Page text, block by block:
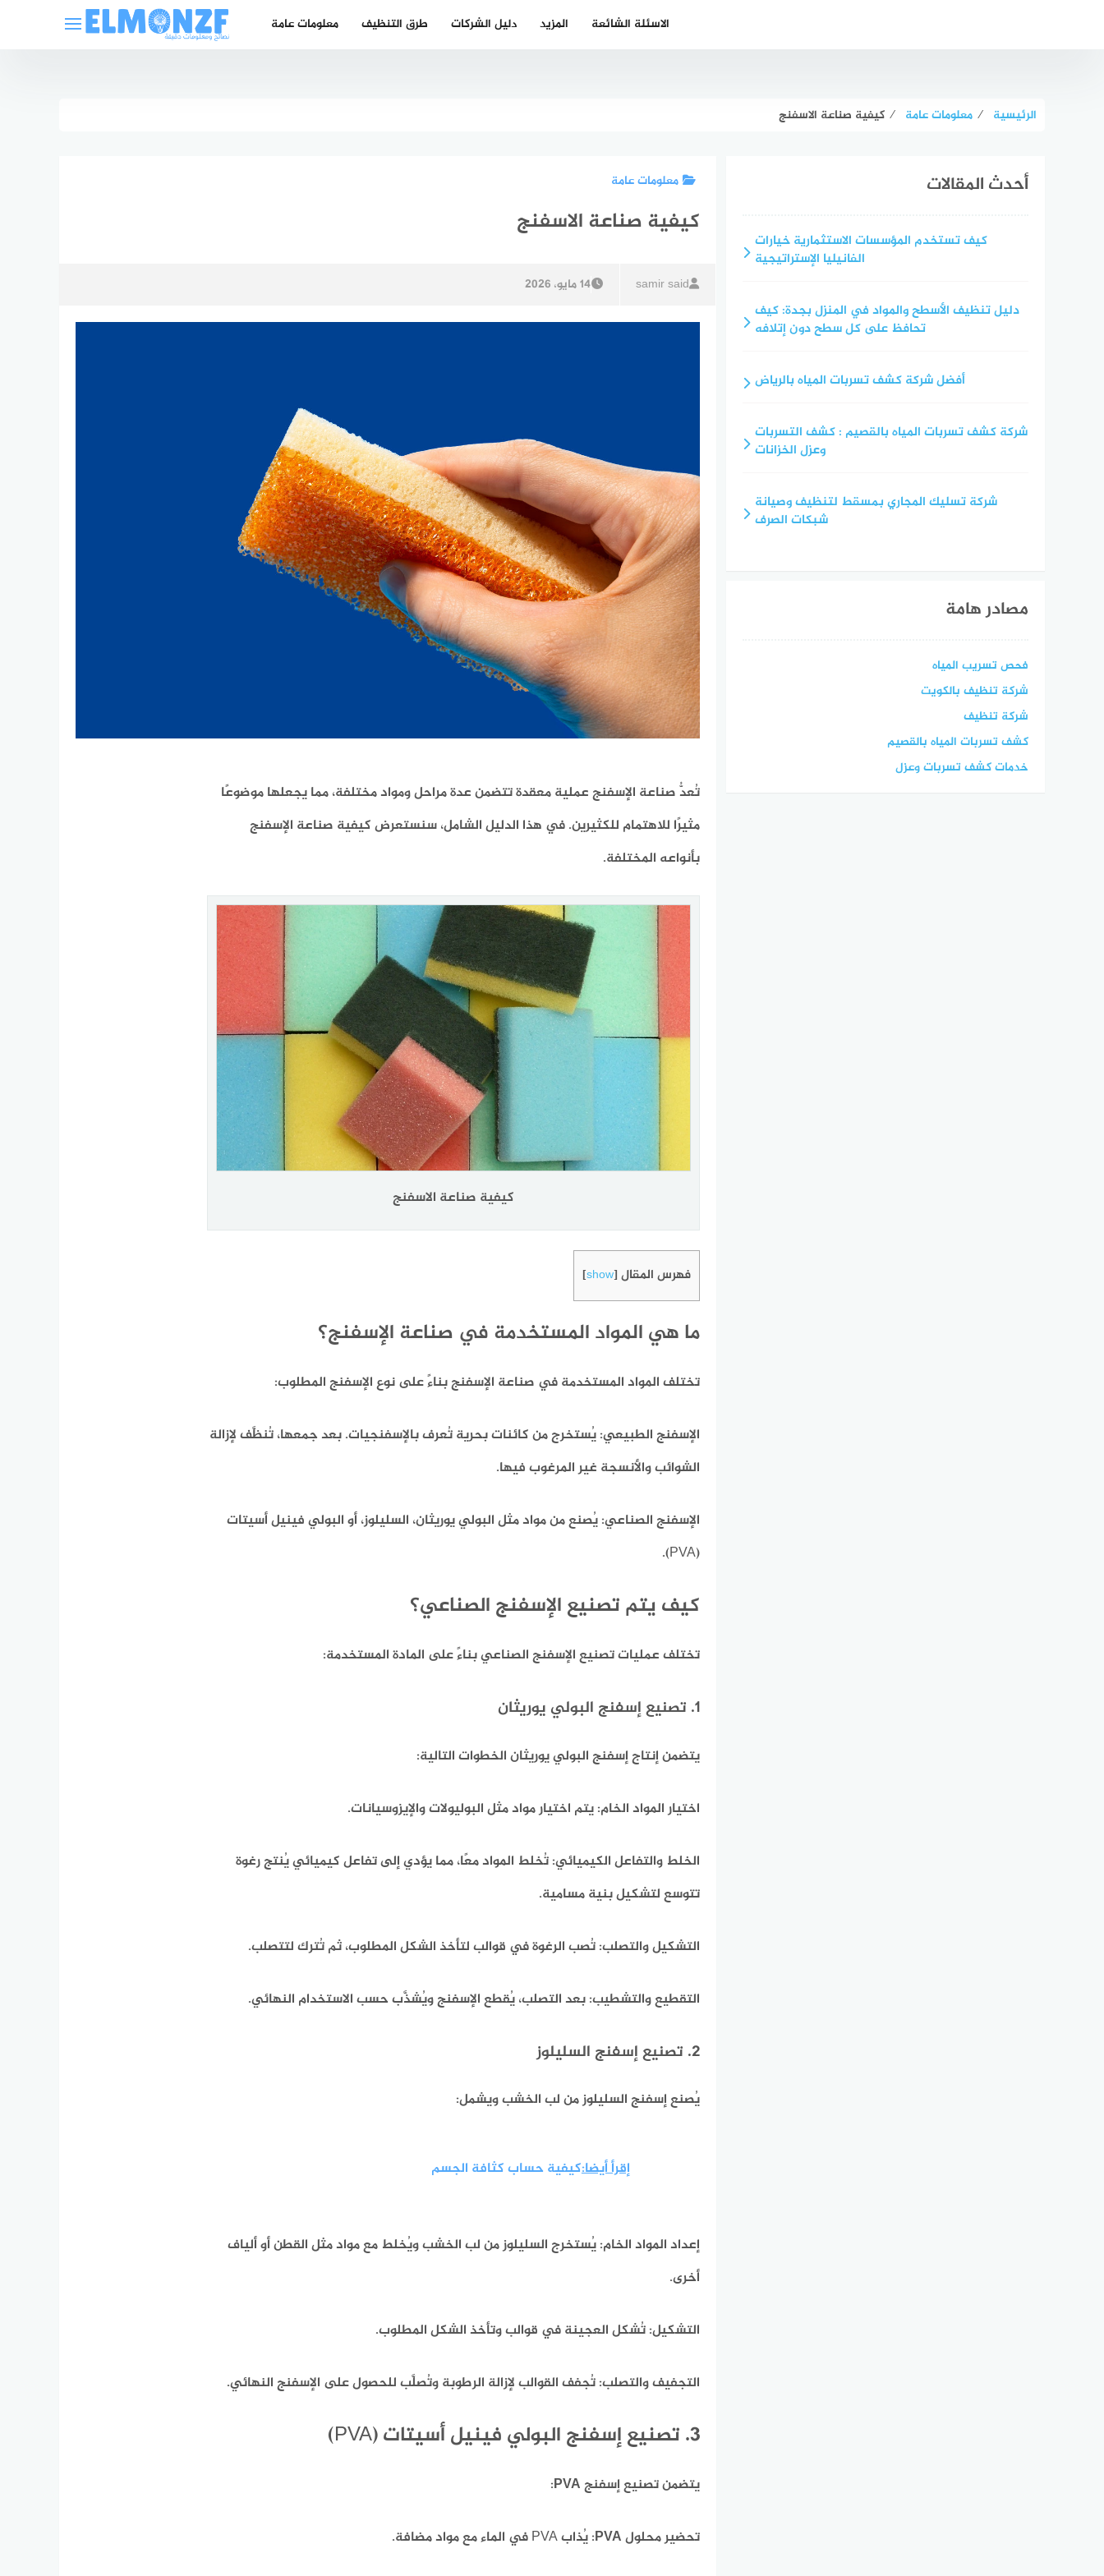
معلومات عامة طرق التنظيف دليل الشركات المزيد الاسئلة الشائعة
الرئيسية ⁄ معلومات عامة ⁄ كيفية صناعة الاسفنج
معلومات عامة
كيفية صناعة الاسفنج
samir said 14 مايو، 2026
تُعدُّ صناعة الإسفنج عملية معقدة تتضمن عدة مراحل ومواد مختلفة، مما يجعلها موضوعًا
مثيرًا للاهتمام للكثيرين. في هذا الدليل الشامل، سنستعرض كيفية صناعة الإسفنج
بأنواعه المختلفة.​
كيفية صناعة الاسفنج
فهرس المقال [
show
]
ما هي المواد المستخدمة في صناعة الإسفنج؟
تختلف المواد المستخدمة في صناعة الإسفنج بناءً على نوع الإسفنج المطلوب:​
الإسفنج الطبيعي:يُستخرج من كائنات بحرية تُعرف بالإسفنجيات. بعد جمعها، تُنظَّف لإزالة
الشوائب والأنسجة غير المرغوب فيها.​
الإسفنج الصناعي:يُصنع من مواد مثل البولي يوريثان، السليلوز، أو البولي فينيل أسيتات
(PVA).​
كيف يتم تصنيع الإسفنج الصناعي؟
تختلف عمليات تصنيع الإسفنج الصناعي بناءً على المادة المستخدمة:​
1. تصنيع إسفنج البولي يوريثان
يتضمن إنتاج إسفنج البولي يوريثان الخطوات التالية:​
اختيار المواد الخام:يتم اختيار مواد مثل البوليولات والإيزوسيانات.​
الخلط والتفاعل الكيميائي:تُخلط المواد معًا، مما يؤدي إلى تفاعل كيميائي يُنتج رغوة
تتوسع لتشكيل بنية مسامية.​
التشكيل والتصلب: تُصب الرغوة في قوالب لتأخذ الشكل المطلوب، ثم تُترك لتتصلب.​
التقطيع والتشطيب: بعد التصلب، يُقطع الإسفنج ويُشذَّب حسب الاستخدام النهائي.​
2. تصنيع إسفنج السليلوز
يُصنع إسفنج السليلوز من لب الخشب ويشمل:​
إقرأ أيضا:كيفية حساب كثافة الجسم
إعداد المواد الخام:يُستخرج السليلوز من لب الخشب ويُخلط مع مواد مثل القطن أو ألياف
أخرى.​
التشكيل:تُشكل العجينة في قوالب وتأخذ الشكل المطلوب.​
التجفيف والتصلب:تُجفف القوالب لإزالة الرطوبة وتُصلَّب للحصول على الإسفنج النهائي.​
3. تصنيع إسفنج البولي فينيل أسيتات (PVA)
يتضمن تصنيع إسفنج PVA:​
تحضير محلول PVA: يُذاب PVA في الماء مع مواد مضافة.​
أحدث المقالات
كيف تستخدم المؤسسات الاستثمارية خيارات
الفانيليا الإستراتيجية
دليل تنظيف الأسطح والمواد في المنزل بجدة: كيف
تحافظ على كل سطح دون إتلافه
أفضل شركة كشف تسربات المياه بالرياض
شركة كشف تسربات المياه بالقصيم : كشف التسربات
وعزل الخزانات
شركة تسليك المجاري بمسقط لتنظيف وصيانة
شبكات الصرف
مصادر هامة
فحص تسريب المياه
شركة تنظيف بالكويت
شركة تنظيف
كشف تسربات المياه بالقصيم
خدمات كشف تسربات وعزل